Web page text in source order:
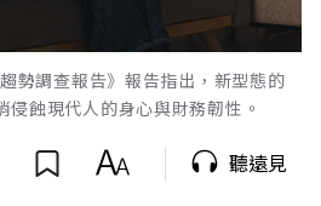
勢調查報告》報告指出，新型態的
侵蝕現代人的身心與財務韌性。
聽遠見